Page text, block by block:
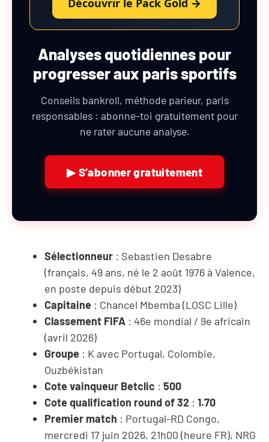
Analyses quotidiennes pour
progresser aux paris sportifs
Conseils bankroll, méthode parieur, paris
responsables : abonne-toi gratuitement pour
ne rater aucune analyse.
▶ S’abonner gratuitement
Sélectionneur : Sebastien Desabre
(français, 49 ans, né le 2 août 1976 à Valence,
en poste depuis début 2023)
Capitaine : Chancel Mbemba (LOSC Lille)
Classement FIFA : 46e mondial / 9e africain
(avril 2026)
Groupe : K avec Portugal, Colombie,
Ouzbékistan
Cote vainqueur Betclic : 500
Cote qualification round of 32 : 1.70
Premier match : Portugal-RD Congo,
mercredi 17 juin 2026, 21h00 (heure FR), NRG